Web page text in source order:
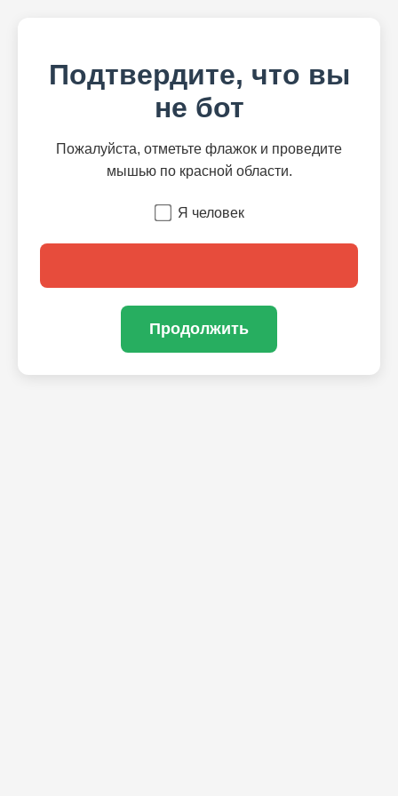
Подтвердите, что вы
не бот
Пожалуйста, отметьте флажок и проведите
мышью по красной области.
Я человек
Продолжить